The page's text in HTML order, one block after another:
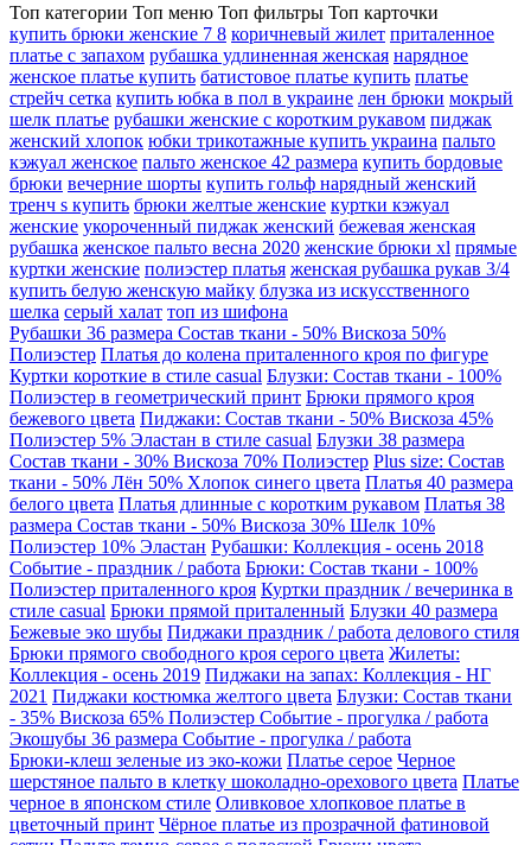
Топ категории Топ меню Топ фильтры Топ карточки
купить брюки женские 7 8 коричневый жилет приталенное
платье с запахом рубашка удлиненная женская нарядное
женское платье купить батистовое платье купить платье
стрейч сетка купить юбка в пол в украине лен брюки мокрый
шелк платье рубашки женские с коротким рукавом пиджак
женский хлопок юбки трикотажные купить украина пальто
кэжуал женское пальто женское 42 размера купить бордовые
брюки вечерние шорты купить гольф нарядный женский
тренч s купить брюки желтые женские куртки кэжуал
женские укороченный пиджак женский бежевая женская
рубашка женское пальто весна 2020 женские брюки xl прямые
куртки женские полиэстер платья женская рубашка рукав 3/4
купить белую женскую майку блузка из искусственного
шелка серый халат топ из шифона
Рубашки 36 размера Состав ткани - 50% Вискоза 50%
Полиэстер Платья до колена приталенного кроя по фигуре
Куртки короткие в стиле casual Блузки: Состав ткани - 100%
Полиэстер в геометрический принт Брюки прямого кроя
бежевого цвета Пиджаки: Состав ткани - 50% Вискоза 45%
Полиэстер 5% Эластан в стиле casual Блузки 38 размера
Состав ткани - 30% Вискоза 70% Полиэстер Plus size: Состав
ткани - 50% Лён 50% Хлопок синего цвета Платья 40 размера
белого цвета Платья длинные с коротким рукавом Платья 38
размера Состав ткани - 50% Вискоза 30% Шелк 10%
Полиэстер 10% Эластан Рубашки: Коллекция - осень 2018
Событие - праздник / работа Брюки: Состав ткани - 100%
Полиэстер приталенного кроя Куртки праздник / вечеринка в
стиле casual Брюки прямой приталенный Блузки 40 размера
Бежевые эко шубы Пиджаки праздник / работа делового стиля
Брюки прямого свободного кроя серого цвета Жилеты:
Коллекция - осень 2019 Пиджаки на запах: Коллекция - НГ
2021 Пиджаки костюмка желтого цвета Блузки: Состав ткани
- 35% Вискоза 65% Полиэстер Событие - прогулка / работа
Экошубы 36 размера Событие - прогулка / работа
Брюки-клеш зеленые из эко-кожи Платье серое Черное
шерстяное пальто в клетку шоколадно-орехового цвета Платье
черное в японском стиле Оливковое хлопковое платье в
цветочный принт Чёрное платье из прозрачной фатиновой